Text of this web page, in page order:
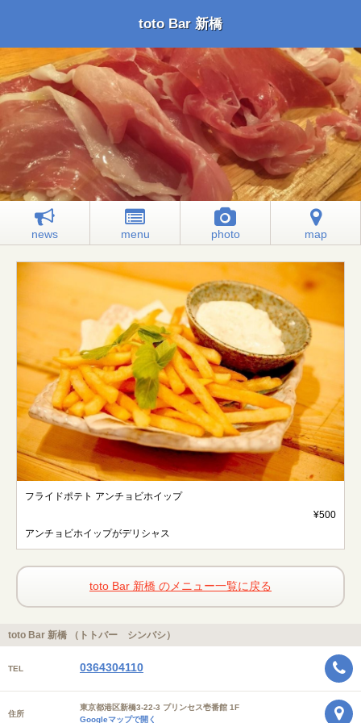
toto Bar 新橋
news menu photo map
フライドポテト アンチョビホイップ
¥500
アンチョビホイップがデリシャス
toto Bar 新橋 のメニュー一覧に戻る
toto Bar 新橋 （トトバー シンバシ）
TEL 0364304110
住所
東京都港区新橋3-22-3 プリンセス壱番館 1F
Googleマップで開く